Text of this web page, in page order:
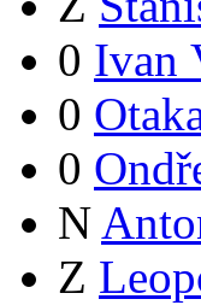
0 Ivan
0
0
N
Z